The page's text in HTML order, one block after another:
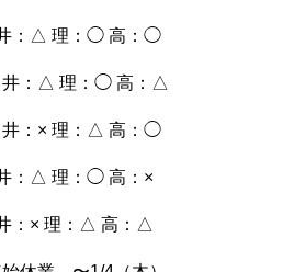
：△ 理：◯ 高：◯
：△ 理：◯ 高：△
：× 理：△ 高：◯
：△ 理：◯ 高：×
：× 理：△ 高：△